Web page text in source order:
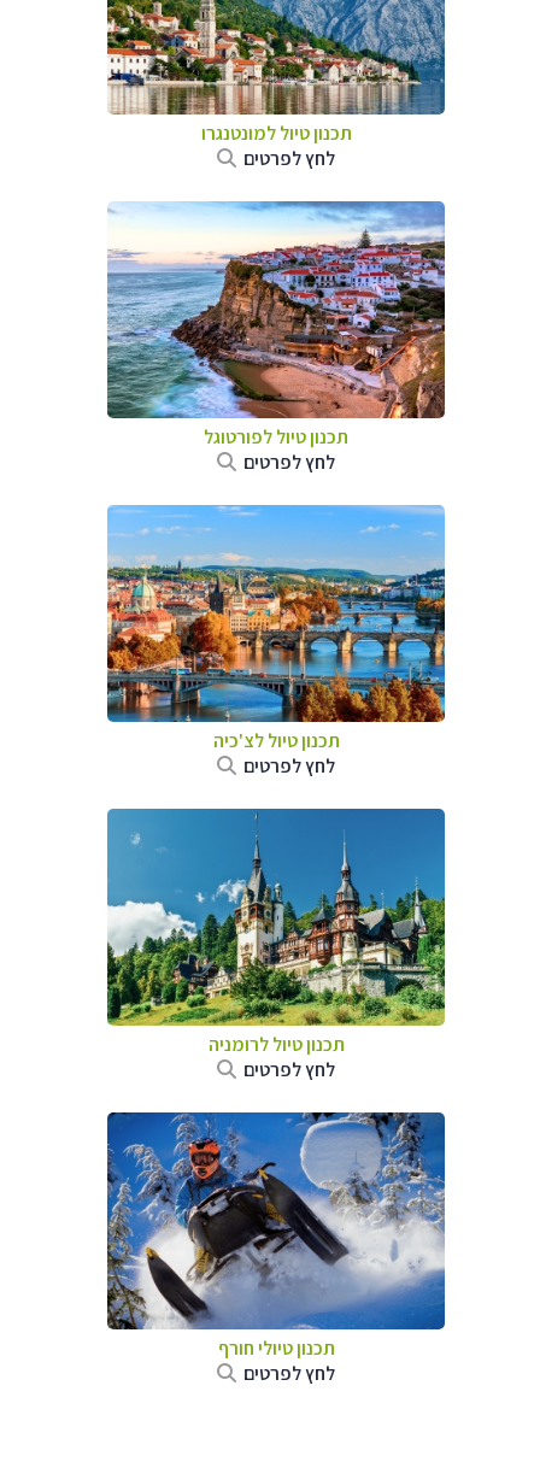
תכנון טיול למונטנגרו
לחץ לפרטים
תכנון טיול לפורטוגל
לחץ לפרטים
תכנון טיול לצ'כיה
לחץ לפרטים
תכנון טיול לרומניה
לחץ לפרטים
תכנון טיולי חורף
לחץ לפרטים